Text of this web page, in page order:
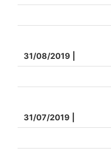
31/08/2019 |
31/07/2019 |